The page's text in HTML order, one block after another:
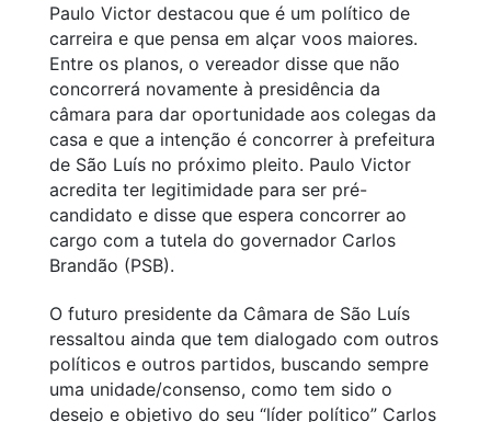
Paulo Victor destacou que é um político de
carreira e que pensa em alçar voos maiores.
Entre os planos, o vereador disse que não
concorrerá novamente à presidência da
câmara para dar oportunidade aos colegas da
casa e que a intenção é concorrer à prefeitura
de São Luís no próximo pleito. Paulo Victor
acredita ter legitimidade para ser pré-
candidato e disse que espera concorrer ao
cargo com a tutela do governador Carlos
Brandão (PSB).
O futuro presidente da Câmara de São Luís
ressaltou ainda que tem dialogado com outros
políticos e outros partidos, buscando sempre
uma unidade/consenso, como tem sido o
desejo e objetivo do seu “líder político” Carlos